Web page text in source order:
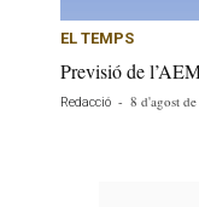
EL TEMPS
Previsió de
Redacció - 8 d'agost